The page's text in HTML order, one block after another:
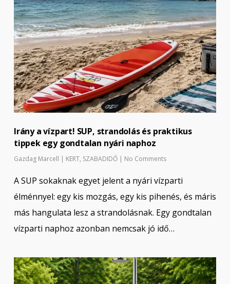
Irány a vízpart! SUP, strandolás és praktikus
tippek egy gondtalan nyári naphoz
Gazdag Marcell | KERT, SZABADIDŐ | No Comments
A SUP sokaknak egyet jelent a nyári vízparti
élménnyel: egy kis mozgás, egy kis pihenés, és máris
más hangulata lesz a strandolásnak. Egy gondtalan
vízparti naphoz azonban nemcsak jó idő…